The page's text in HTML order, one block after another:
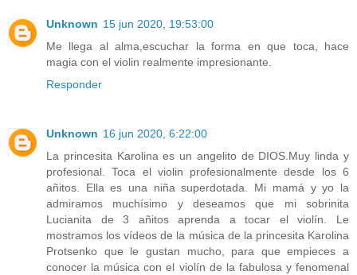
Unknown 15 jun 2020, 19:53:00
Me llega al alma,escuchar la forma en que toca, hace
magia con el violin realmente impresionante.
Responder
Unknown 16 jun 2020, 6:22:00
La princesita Karolina es un angelito de DIOS.Muy linda y
profesional. Toca el violin profesionalmente desde los 6
añitos. Ella es una niña superdotada. Mi mamá y yo la
admiramos muchísimo y deseamos que mi sobrinita
Lucianita de 3 añitos aprenda a tocar el violín. Le
mostramos los vídeos de la música de la princesita Karolina
Protsenko que le gustan mucho, para que empieces a
conocer la música con el violín de la fabulosa y fenomenal